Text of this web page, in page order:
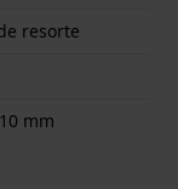
resorte
mm